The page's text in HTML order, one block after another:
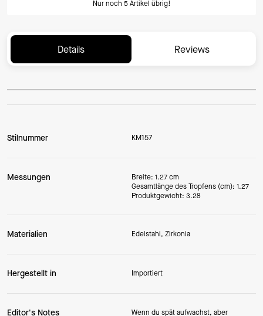
Nur noch 5 Artikel übrig!
Details Reviews
Stilnummer KM157
Messungen
Breite: 1.27 cm
Gesamtlänge des Tropfens (cm): 1.27
Produktgewicht: 3.28
Materialien Edelstahl, Zirkonia
Hergestellt in Importiert
Editor's Notes
Wenn du spät aufwachst, aber